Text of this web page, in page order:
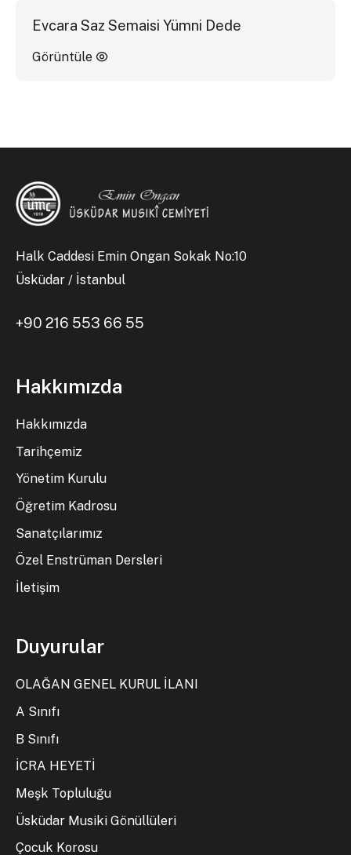
Evcara Saz Semaisi Yümni Dede
Görüntüle
Halk Caddesi Emin Ongan Sokak No:10
Üsküdar / İstanbul
+90 216 553 66 55
Hakkımızda
Hakkımızda
Tarihçemiz
Yönetim Kurulu
Öğretim Kadrosu
Sanatçılarımız
Özel Enstrüman Dersleri
İletişim
Duyurular
OLAĞAN GENEL KURUL İLANI
A Sınıfı
B Sınıfı
İCRA HEYETİ
Meşk Topluluğu
Üsküdar Musiki Gönüllüleri
Çocuk Korosu